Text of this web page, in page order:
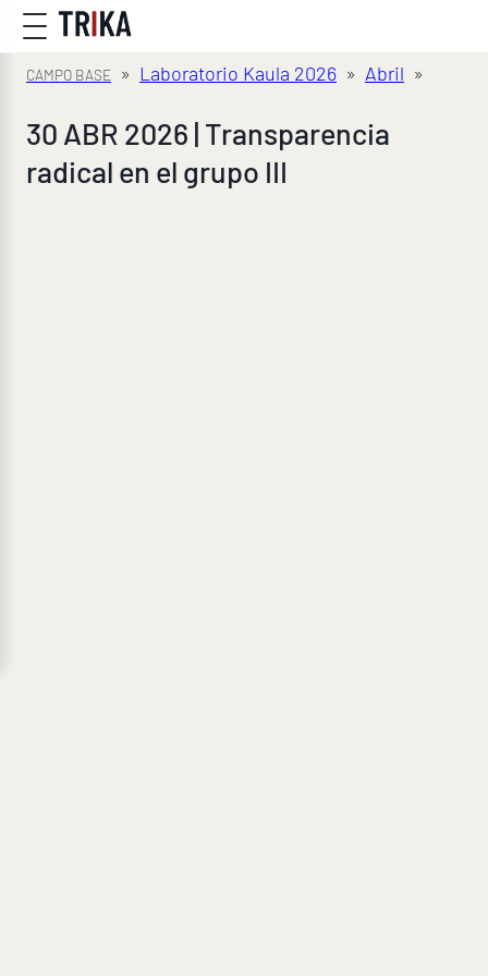
» Laboratorio Kaula 2026 » Abril »
30 ABR 2026 | Transparencia
radical en el grupo III